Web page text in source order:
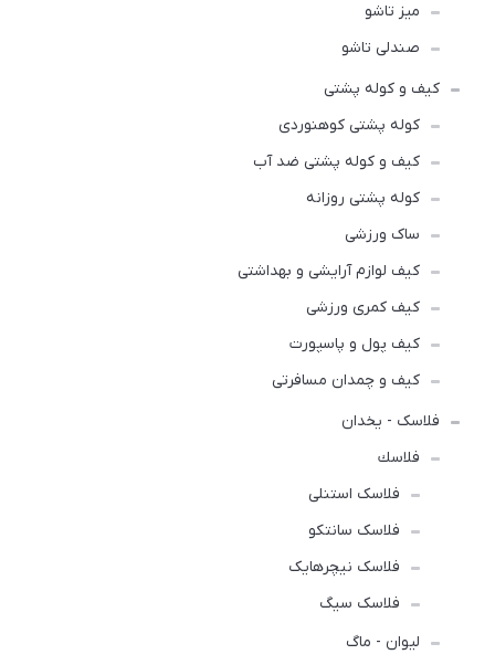
میز تاشو
صندلی تاشو
کیف و کوله پشتی
کوله پشتی کوهنوردی
کیف و کوله پشتی ضد آب
کوله پشتی روزانه
ساک ورزشی
کیف لوازم آرایشی و بهداشتی
کیف کمری ورزشی
کیف پول و پاسپورت
کیف و چمدان مسافرتی
فلاسک - یخدان
فلاسك
فلاسک استنلی
فلاسک سانتکو
فلاسک نیچرهایک
فلاسک سیگ
لیوان - ماگ